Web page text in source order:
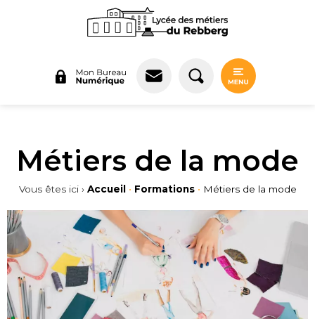
Métiers de la mode
Vous êtes ici › Accueil • Formations• Métiers de la mode
Panneau de gestion des cookies